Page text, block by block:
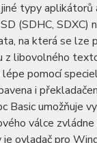
typy
(SDHC,
na která se
libovolného
pomocí
i
Basic umožňuje
válce
ovladač pro